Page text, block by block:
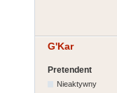
G'Kar
Pretendent
Nieaktywny